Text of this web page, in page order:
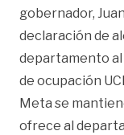
gobernador,
declaración de
departamento
de ocupación
Meta se
ofrece al